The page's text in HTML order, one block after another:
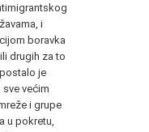
i
boravka
drugih za to
je
većim
i grupe
u pokretu,